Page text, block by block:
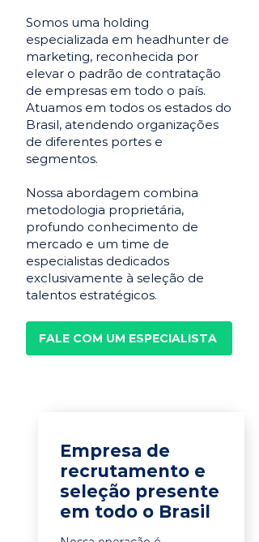
Somos uma holding
especializada em headhunter de
marketing, reconhecida por
elevar o padrão de contratação
de empresas em todo o país.
Atuamos em todos os estados do
Brasil, atendendo organizações
de diferentes portes e
segmentos.
Nossa abordagem combina
metodologia proprietária,
profundo conhecimento de
mercado e um time de
especialistas dedicados
exclusivamente à seleção de
talentos estratégicos.
FALE COM UM ESPECIALISTA
Empresa de
recrutamento e
seleção presente
em todo o Brasil